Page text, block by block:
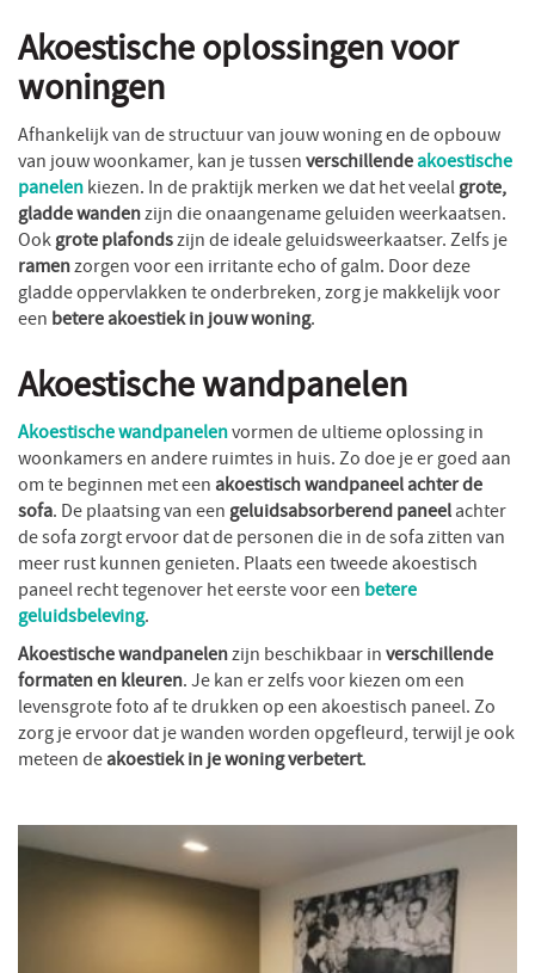
Akoestische oplossingen voor
woningen
Afhankelijk van de structuur van jouw woning en de opbouw
van jouw woonkamer, kan je tussenverschillendeakoestische
panelenkiezen. In de praktijk merken we dat het veelalgrote,
gladde wandenzijn die onaangename geluiden weerkaatsen.
Ookgrote plafondszijn de ideale geluidsweerkaatser. Zelfs je
ramenzorgen voor een irritante echo of galm. Door deze
gladde oppervlakken te onderbreken, zorg je makkelijk voor
een betere akoestiek in jouw woning.
Akoestische wandpanelen
Akoestische wandpanelenvormen de ultieme oplossing in
woonkamers en andere ruimtes in huis. Zo doe je er goed aan
om te beginnen met eenakoestisch wandpaneel achter de
sofa. De plaatsing van eengeluidsabsorberend paneelachter
de sofa zorgt ervoor dat de personen die in de sofa zitten van
meer rust kunnen genieten. Plaats een tweede akoestisch
paneel recht tegenover het eerste voor een betere
geluidsbeleving.
Akoestische wandpanelenzijn beschikbaar inverschillende
formaten en kleuren. Je kan er zelfs voor kiezen om een
levensgrote foto af te drukken op een akoestisch paneel. Zo
zorg je ervoor dat je wanden worden opgefleurd, terwijl je ook
meteen deakoestiek in je woning verbetert.